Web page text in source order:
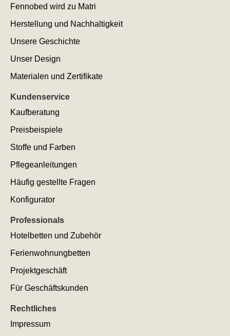
Fennobed wird zu Matri
Herstellung und Nachhaltigkeit
Unsere Geschichte
Unser Design
Materialen und Zertifikate
Kundenservice
Kaufberatung
Preisbeispiele
Stoffe und Farben
Pflegeanleitungen
Häufig gestellte Fragen
Konfigurator
Professionals
Hotelbetten und Zubehör
Ferienwohnungbetten
Projektgeschäft
Für Geschäftskunden
Rechtliches
Impressum